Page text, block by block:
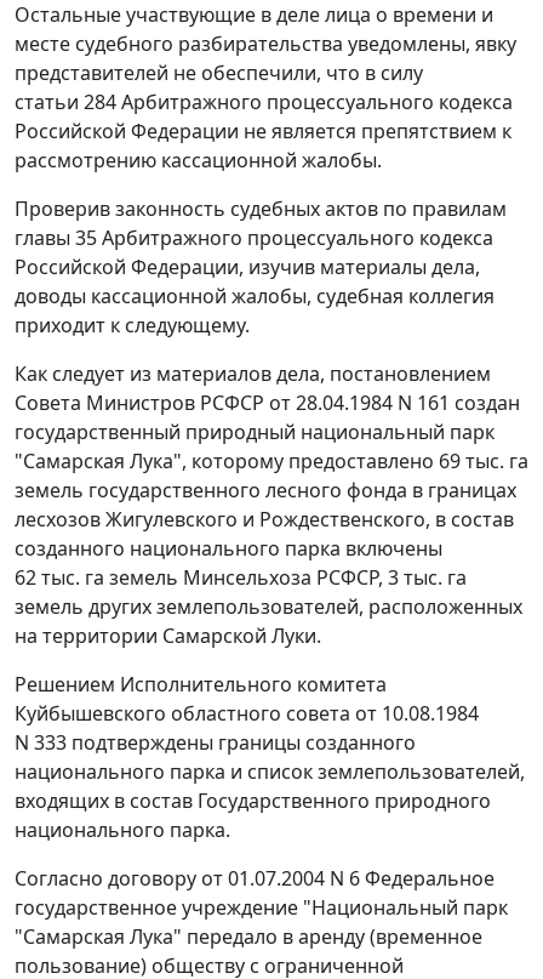
Остальные участвующие в деле лица о времени и
месте судебного разбирательства уведомлены, явку
представителей не обеспечили, что в силу
статьи 284Арбитражного процессуального кодекса
Российской Федерации не является препятствием к
рассмотрению кассационной жалобы.
Проверив законность судебных актов по правилам
главы 35Арбитражного процессуального кодекса
Российской Федерации, изучив материалы дела,
доводы кассационной жалобы, судебная коллегия
приходит к следующему.
Как следует из материалов дела, постановлением
Совета Министров РСФСР от 28.04.1984 N 161 создан
государственный природный национальный парк
"Самарская Лука", которому предоставлено 69 тыс. га
земель государственного лесного фонда в границах
лесхозов Жигулевского и Рождественского, в состав
созданного национального парка включены
62 тыс. га земель Минсельхоза РСФСР, 3 тыс. га
земель других землепользователей, расположенных
на территории Самарской Луки.
Решением Исполнительного комитета
Куйбышевского областного совета от 10.08.1984
N 333 подтверждены границы созданного
национального парка и список землепользователей,
входящих в состав Государственного природного
национального парка.
Согласно договору от 01.07.2004 N 6 Федеральное
государственное учреждение "Национальный парк
"Самарская Лука" передало в аренду (временное
пользование) обществу с ограниченной